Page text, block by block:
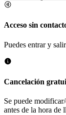
Acceso sin
Puedes entrar y
Cancelación
Se puede
antes de la hora de